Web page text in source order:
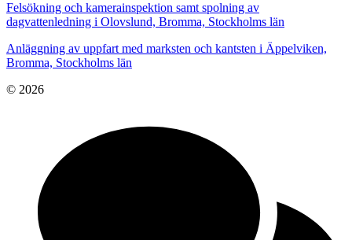
Felsökning och kamerainspektion samt spolning av
dagvattenledning i Olovslund, Bromma, Stockholms län
Anläggning av uppfart med marksten och kantsten i Äppelviken,
Bromma, Stockholms län
© 2026